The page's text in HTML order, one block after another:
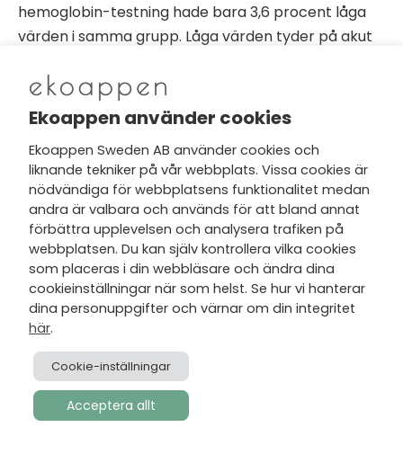
hemoglobin-testning hade bara 3,6 procent låga
värden i samma grupp. Låga värden tyder på akut
av de allra sista stadier av järnbrist. Järnbrist har
redan hunnit påverka många kroppsprocesser
innan det visar sig som blodbrist. T.ex. är järn i
hjärnan en kofaktor i bildning av
neurotransmittorer som kan störas långt innan
man upptäcker låga blodvärden.
Kelering av järn
Järnöverskott är ett problem hos många. E-
vitamin, koppar och fosfor kan skydda en del. EDTA
i stora doser är en effektiv kelatorsubstans.
Laktoferrin kan hjälpa vid lätta förhöjningar. Bästa
sättet att bli av med överskottsjärn är att tappa sig
på järn genom blodgivning.
Hårmineralanalys
Ekoappen använder cookies
Ekoappen Sweden AB använder cookies och
liknande tekniker på vår webbplats. Vissa cookies är
nödvändiga för webbplatsens funktionalitet medan
andra är valbara och används för att bland annat
förbättra upplevelsen och analysera trafiken på
webbplatsen. Du kan själv kontrollera vilka cookies
som placeras i din webbläsare och ändra dina
cookieinställningar när som helst. Se hur vi hanterar
dina personuppgifter och värnar om din integritet
här.
Cookie-inställningar
Acceptera allt